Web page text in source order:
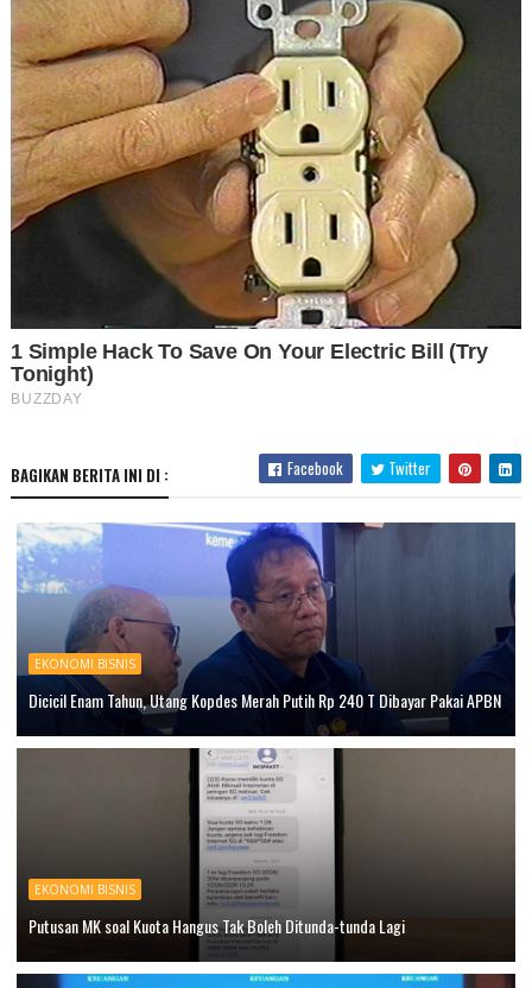
BAGIKAN BERITA INI DI : Facebook Twitter
EKONOMI BISNIS
Dicicil Enam Tahun, Utang Kopdes Merah Putih Rp 240 T Dibayar Pakai APBN
EKONOMI BISNIS
Putusan MK soal Kuota Hangus Tak Boleh Ditunda-tunda Lagi